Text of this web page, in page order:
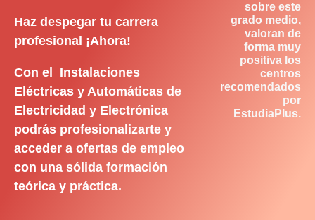
Haz despegar tu carrera
profesional ¡Ahora!
Con el Instalaciones
Eléctricas y Automáticas de
Electricidad y Electrónica
podrás profesionalizarte y
acceder a ofertas de empleo
con una sólida formación
teórica y práctica.
sobre este
grado medio,
valoran de
forma muy
positiva los
centros
recomendados
por
EstudiaPlus.